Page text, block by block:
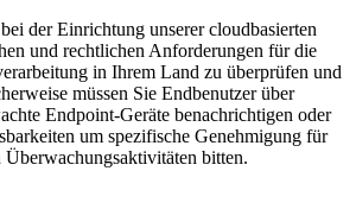
der Einrichtung unserer cloudbasierten
und rechtlichen Anforderungen für die
in Ihrem Land zu überprüfen und
müssen Sie Endbenutzer über
Endpoint-Geräte benachrichtigen oder
um spezifische Genehmigung für
bitten.